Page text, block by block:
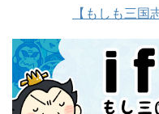
【もしも三